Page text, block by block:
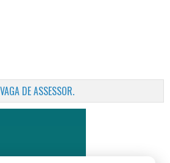
DE ASSESSOR.